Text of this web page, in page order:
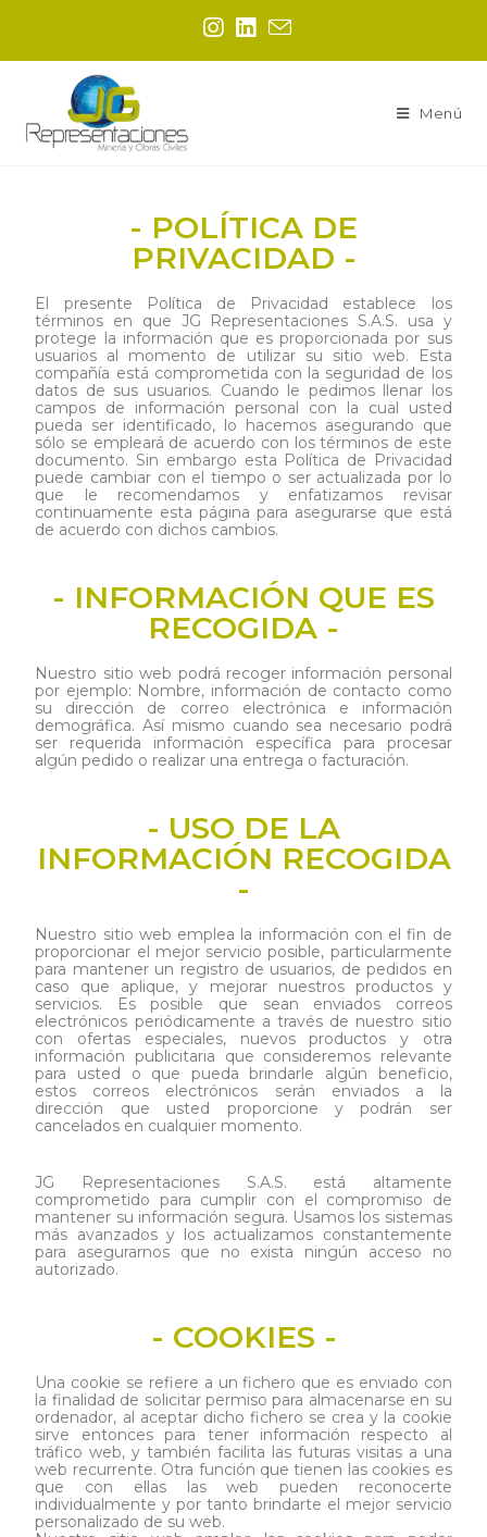
Menú
- POLÍTICA DE
PRIVACIDAD -
El presente Política de Privacidad establece los
términos en que JG Representaciones S.A.S. usa y
protege la información que es proporcionada por sus
usuarios al momento de utilizar su sitio web. Esta
compañía está comprometida con la seguridad de los
datos de sus usuarios. Cuando le pedimos llenar los
campos de información personal con la cual usted
pueda ser identificado, lo hacemos asegurando que
sólo se empleará de acuerdo con los términos de este
documento. Sin embargo esta Política de Privacidad
puede cambiar con el tiempo o ser actualizada por lo
que le recomendamos y enfatizamos revisar
continuamente esta página para asegurarse que está
de acuerdo con dichos cambios.
- INFORMACIÓN QUE ES
RECOGIDA -
Nuestro sitio web podrá recoger información personal
por ejemplo: Nombre, información de contacto como
su dirección de correo electrónica e información
demográfica. Así mismo cuando sea necesario podrá
ser requerida información específica para procesar
algún pedido o realizar una entrega o facturación.
- USO DE LA
INFORMACIÓN RECOGIDA
-
Nuestro sitio web emplea la información con el fin de
proporcionar el mejor servicio posible, particularmente
para mantener un registro de usuarios, de pedidos en
caso que aplique, y mejorar nuestros productos y
servicios. Es posible que sean enviados correos
electrónicos periódicamente a través de nuestro sitio
con ofertas especiales, nuevos productos y otra
información publicitaria que consideremos relevante
para usted o que pueda brindarle algún beneficio,
estos correos electrónicos serán enviados a la
dirección que usted proporcione y podrán ser
cancelados en cualquier momento.
JG Representaciones S.A.S. está altamente
comprometido para cumplir con el compromiso de
mantener su información segura. Usamos los sistemas
más avanzados y los actualizamos constantemente
para asegurarnos que no exista ningún acceso no
autorizado.
- COOKIES -
Una cookie se refiere a un fichero que es enviado con
la finalidad de solicitar permiso para almacenarse en su
ordenador, al aceptar dicho fichero se crea y la cookie
sirve entonces para tener información respecto al
tráfico web, y también facilita las futuras visitas a una
web recurrente. Otra función que tienen las cookies es
que con ellas las web pueden reconocerte
individualmente y por tanto brindarte el mejor servicio
personalizado de su web.